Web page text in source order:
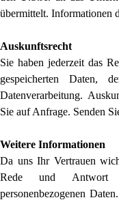
übermittelt. Informationen
Auskunftsrecht
Sie haben jederzeit das
gespeicherten Daten,
Datenverarbeitung.
Sie auf Anfrage. Senden
Weitere Informationen
Da uns Ihr Vertrauen
Rede und Antwort
personenbezogenen